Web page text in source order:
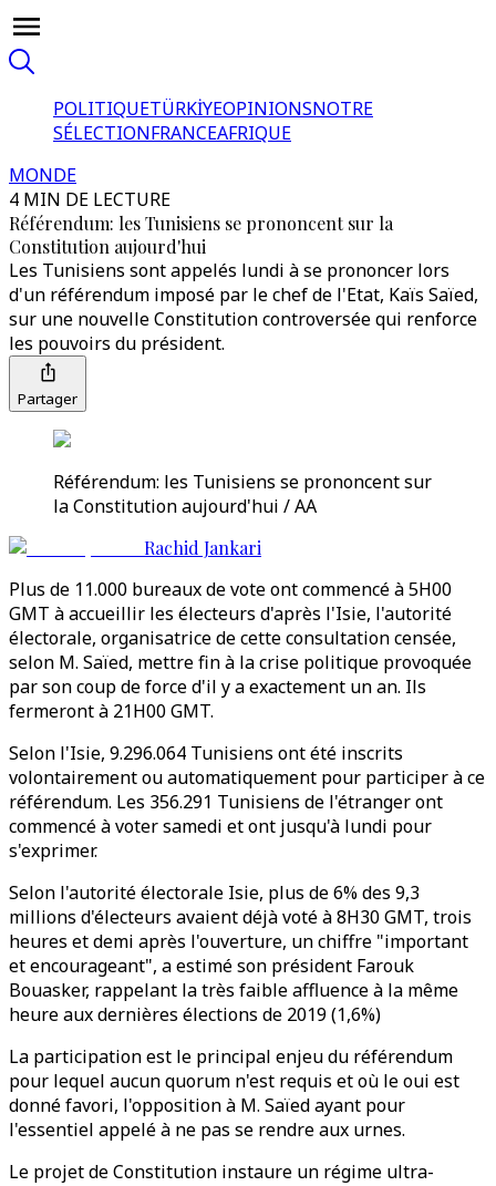
POLITIQUETÜRKİYEOPINIONSNOTRE
SÉLECTIONFRANCEAFRIQUE
MONDE
4 MIN DE LECTURE
Référendum: les Tunisiens se prononcent sur la
Constitution aujourd'hui
Les Tunisiens sont appelés lundi à se prononcer lors
d'un référendum imposé par le chef de l'Etat, Kaïs Saïed,
sur une nouvelle Constitution controversée qui renforce
les pouvoirs du président.
Partager
Référendum: les Tunisiens se prononcent sur
la Constitution aujourd'hui / AA
Rachid Jankari
Plus de 11.000 bureaux de vote ont commencé à 5H00
GMT à accueillir les électeurs d'après l'Isie, l'autorité
électorale, organisatrice de cette consultation censée,
selon M. Saïed, mettre fin à la crise politique provoquée
par son coup de force d'il y a exactement un an. Ils
fermeront à 21H00 GMT.
Selon l'Isie, 9.296.064 Tunisiens ont été inscrits
volontairement ou automatiquement pour participer à ce
référendum. Les 356.291 Tunisiens de l'étranger ont
commencé à voter samedi et ont jusqu'à lundi pour
s'exprimer.
Selon l'autorité électorale Isie, plus de 6% des 9,3
millions d'électeurs avaient déjà voté à 8H30 GMT, trois
heures et demi après l'ouverture, un chiffre "important
et encourageant", a estimé son président Farouk
Bouasker, rappelant la très faible affluence à la même
heure aux dernières élections de 2019 (1,6%)
La participation est le principal enjeu du référendum
pour lequel aucun quorum n'est requis et où le oui est
donné favori, l'opposition à M. Saïed ayant pour
l'essentiel appelé à ne pas se rendre aux urnes.
Le projet de Constitution instaure un régime ultra-